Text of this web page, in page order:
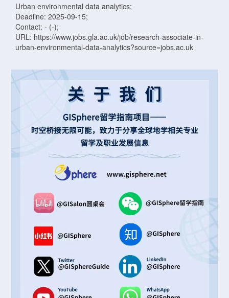
Urban environmental data analytics;
Deadline: 2025-09-15;
Contact: - (-);
URL: https://www.jobs.gla.ac.uk/job/research-associate-in-
urban-environmental-data-analytics?source=jobs.ac.uk